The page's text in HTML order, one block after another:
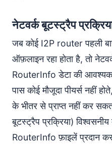
नेटवर्क बूटस्ट्रैप
जब कोई I2P router पहली
ऑफ़लाइन रहा होता है, तो
RouterInfo डेटा की
पास कोई मौजूदा पीयर्स नहीं
के भीतर से प्राप्त नहीं कर
बूटस्ट्रैप प्रक्रिया) विश्वसनीय
RouterInfo फ़ाइलें प्रदान